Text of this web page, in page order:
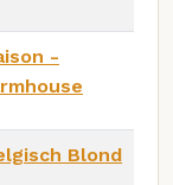
-
Blond